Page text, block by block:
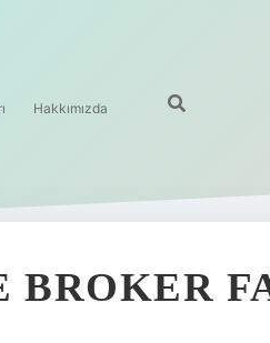
Hakkımızda
BROKER